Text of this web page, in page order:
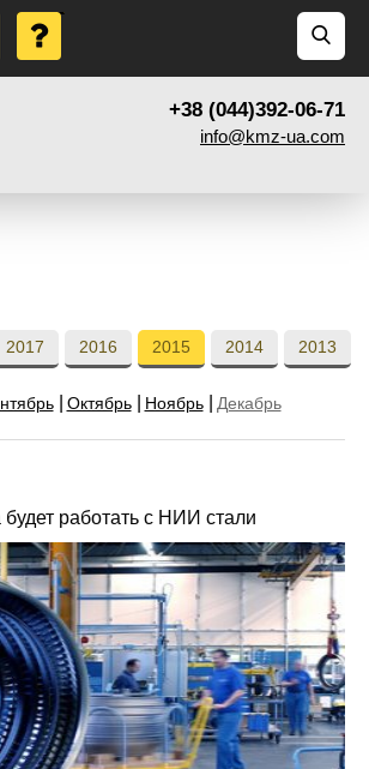
+38 (044)392-06-71
info@kmz-ua.com
2017 2016 2015 2014 2013
Октябрь Ноябрь Декабрь
работать с НИИ стали